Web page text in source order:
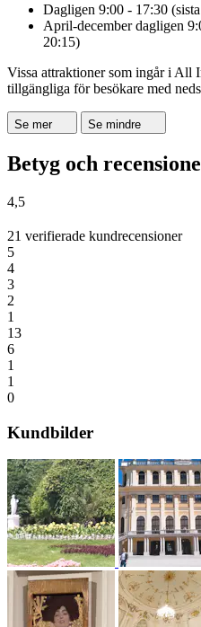
Dagligen 9:00 - 17:30
April-december dagligen
20:15)
Vissa attraktioner som ingår i All
tillgängliga för besökare med
Se mer Se mindre
Betyg och
4,5
21 verifierade kundrecensioner
5
4
3
2
1
13
6
1
1
0
Kundbilder